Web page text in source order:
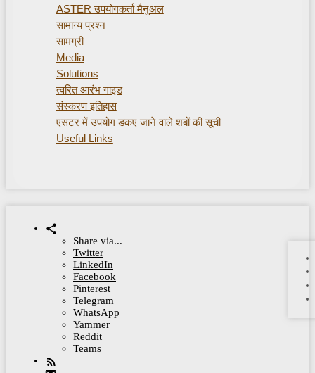
ASTER उपयोगकर्ता मैनुअल
सामान्य प्रश्न
सामग्री
Media
Solutions
त्वरित आरंभ गाइड
संस्करण इतिहास
एसटर में उपयोग डकए जाने वाले शबों की सूची
Useful Links
Share via...
Twitter
LinkedIn
Facebook
Pinterest
Telegram
WhatsApp
Yammer
Reddit
Teams